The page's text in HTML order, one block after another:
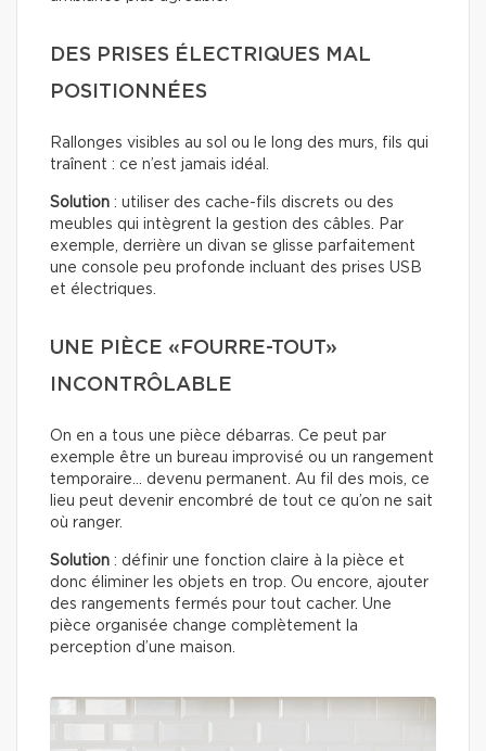
DES PRISES ÉLECTRIQUES MAL
POSITIONNÉES
Rallonges visibles au sol ou le long des murs, fils qui
traînent : ce n’est jamais idéal.
Solution : utiliser des cache-fils discrets ou des
meubles qui intègrent la gestion des câbles. Par
exemple, derrière un divan se glisse parfaitement
une console peu profonde incluant des prises USB
et électriques.
UNE PIÈCE «FOURRE-TOUT»
INCONTRÔLABLE
On en a tous une pièce débarras. Ce peut par
exemple être un bureau improvisé ou un rangement
temporaire… devenu permanent. Au fil des mois, ce
lieu peut devenir encombré de tout ce qu’on ne sait
où ranger.
Solution : définir une fonction claire à la pièce et
donc éliminer les objets en trop. Ou encore, ajouter
des rangements fermés pour tout cacher. Une
pièce organisée change complètement la
perception d’une maison.